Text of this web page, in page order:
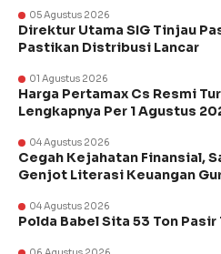
05 Agustus 2026
Direktur Utama SIG Tinjau
Pastikan Distribusi Lancar
01 Agustus 2026
Harga Pertamax Cs Resmi
Lengkapnya Per 1 Agustus
04 Agustus 2026
Cegah Kejahatan Finansial,
Genjot Literasi Keuangan
04 Agustus 2026
Polda Babel Sita 53 Ton